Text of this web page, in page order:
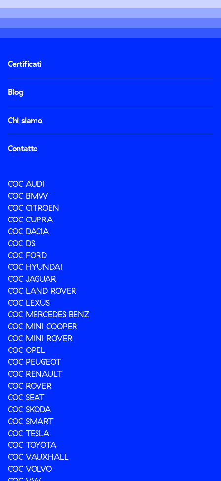
Certificati
Blog
Chi siamo
Contatto
COC AUDI
COC BMW
COC CITROEN
COC CUPRA
COC DACIA
COC DS
COC FORD
COC HYUNDAI
COC JAGUAR
COC LAND ROVER
COC LEXUS
COC MERCEDES BENZ
COC MINI COOPER
COC MINI ROVER
COC OPEL
COC PEUGEOT
COC RENAULT
COC ROVER
COC SEAT
COC SKODA
COC SMART
COC TESLA
COC TOYOTA
COC VAUXHALL
COC VOLVO